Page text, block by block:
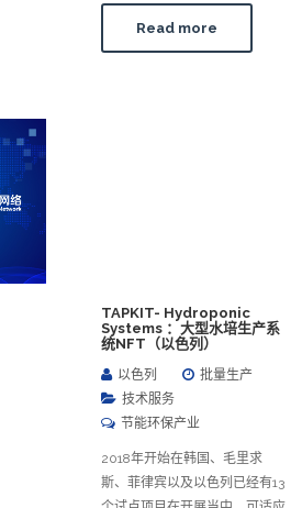
Read more
TAPKIT- Hydroponic
Systems ：大型水培生产系
统NFT（以色列）
以色列
批量生产
技术服务
节能环保产业
2018年开始在韩国、毛里求
斯、菲律宾以及以色列已经有13